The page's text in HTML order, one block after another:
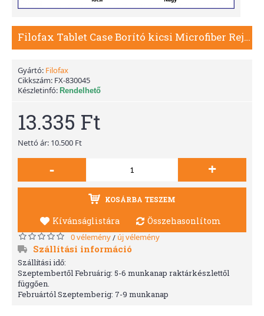
Filofax Tablet Case Borító kicsi Microfiber Rejtett mágnes Lila
Gyártó: Filofax
Cikkszám: FX-830045
Készletinfó: Rendelhető
13.335 Ft
Nettó ár: 10.500 Ft
- +
KOSÁRBA TESZEM
Kívánságlistára Összehasonlítom
0 vélemény/ új vélemény
Szállítási információ
Szállítási idő:
Szeptembertől Februárig: 5-6 munkanap raktárkészlettől
függően.
Februártól Szeptemberig: 7-9 munkanap